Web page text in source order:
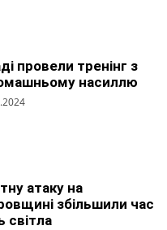
провели тренінг з
насиллю
атаку на
збільшили час
світла